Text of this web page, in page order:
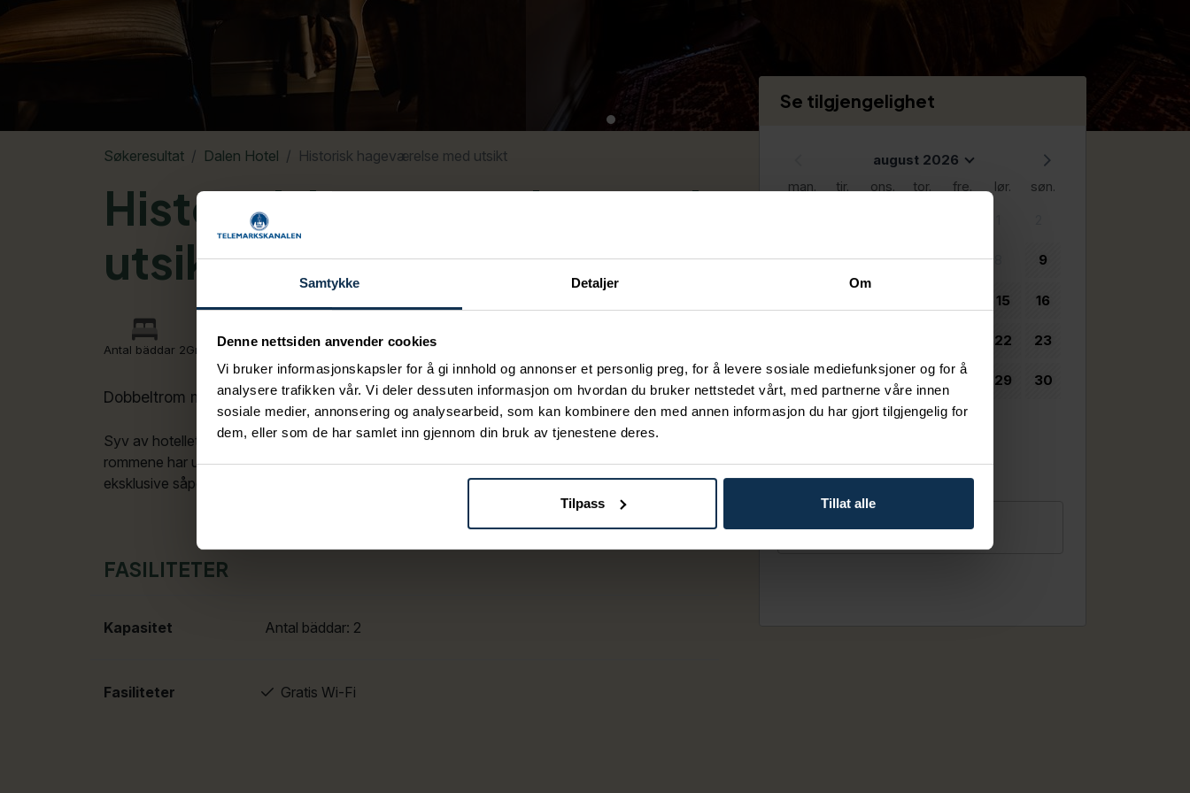
Samtykke Detaljer Om
Denne nettsiden anvender cookies
Vi bruker informasjonskapsler for å gi innhold og annonser et personlig preg, for å levere sosiale mediefunksjoner og for å
analysere trafikken vår. Vi deler dessuten informasjon om hvordan du bruker nettstedet vårt, med partnerne våre innen
sosiale medier, annonsering og analysearbeid, som kan kombinere den med annen informasjon du har gjort tilgjengelig for
dem, eller som de har samlet inn gjennom din bruk av tjenestene deres.
Tilpass Tillat alle
Søkeresultat Dalen Hotel Historisk hageværelse med utsikt
Historisk hageværelse med
utsikt
Antal bäddar 2Gratis Wi-Fi
Dobbeltrom med dusj og toalett og utsikt mot hotellets hage
Syv av hotellets standard dobbeltrom har utsikt til hagen og Bandakfjorden, de øvrige
rommene har utsikt mot fjellene og Dalen sentrum. Alle våre standard rom er utstyrt med
eksklusive såpeprodukter og lotion, morgenkåpe, diverse ameneties og mineralvann.
FASILITETER
Kapasitet Antal bäddar: 2
Fasiliteter Gratis Wi-Fi
Se tilgjengelighet
august 2026
man. tir. ons. tor. fre. lør. søn.
3 4 5 6 7 9
15 16
22 23
26 27 29 30
31